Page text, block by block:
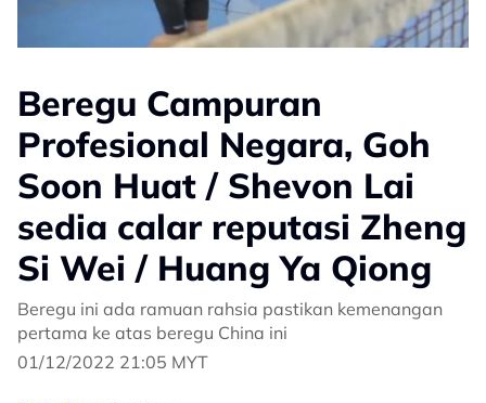
Beregu Campuran
Profesional Negara, Goh
Soon Huat / Shevon Lai
sedia calar reputasi Zheng
Si Wei / Huang Ya Qiong
Beregu ini ada ramuan rahsia pastikan kemenangan
pertama ke atas beregu China ini
01/12/2022 21:05 MYT